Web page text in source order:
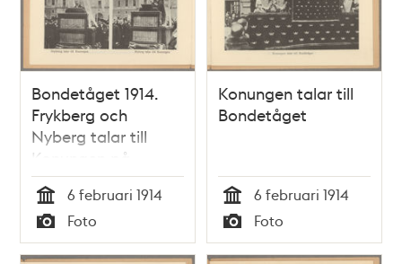
Bondetåget 1914.
Frykberg och
Nyberg talar till
Konungen på
Slottets inre
borggård.
Tid
6 februari 1914
Typ
Foto
Konungen talar till
Bondetåget
Tid
6 februari 1914
Typ
Foto